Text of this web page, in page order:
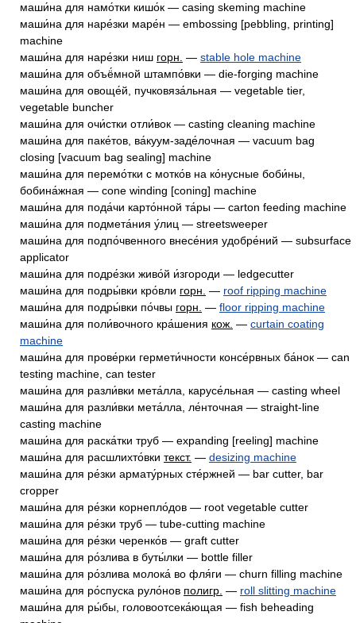
маши́на для намо́тки кишо́к — casing skeming machine
маши́на для наре́зки маре́н — embossing [pebbling, printing]
machine
маши́на для наре́зки ниш горн. — stable hole machine
маши́на для объё́мной штампо́вки — die-forging machine
маши́на для овоще́й, пучковяза́льная — vegetable tier,
vegetable buncher
маши́на для очи́стки отли́вок — casting cleaning machine
маши́на для паке́тов, ва́куум-заде́лочная — vacuum bag
closing [vacuum bag sealing] machine
маши́на для перемо́тки с мотко́в на ко́нусные боби́ны,
бобина́жная — cone winding [coning] machine
маши́на для пода́чи карто́нной та́ры — carton feeding machine
маши́на для подмета́ния у́лиц — streetsweeper
маши́на для подпо́чвенного внесе́ния удобре́ний — subsurface
applicator
маши́на для подре́зки живо́й и́згороди — ledgecutter
маши́на для подры́вки кро́вли горн. — roof ripping machine
маши́на для подры́вки по́чвы горн. — floor ripping machine
маши́на для поли́вочного кра́шения кож. — curtain coating
machine
маши́на для прове́рки гермети́чности консе́рвных ба́нок — can
testing machine, can tester
маши́на для разли́вки мета́лла, карусе́льная — casting wheel
маши́на для разли́вки мета́лла, ле́нточная — straight-line
casting machine
маши́на для раска́тки труб — expanding [reeling] machine
маши́на для расшлихто́вки текст. — desizing machine
маши́на для ре́зки армату́рных сте́ржней — bar cutter, bar
cropper
маши́на для ре́зки корнепло́дов — root vegetable cutter
маши́на для ре́зки труб — tube-cutting machine
маши́на для ре́зки черенко́в — graft cutter
маши́на для ро́злива в буты́лки — bottle filler
маши́на для ро́злива молока́ во фля́ги — churn filling machine
маши́на для ро́спуска руло́нов полигр. — roll slitting machine
маши́на для ры́бы, головоотсека́ющая — fish beheading